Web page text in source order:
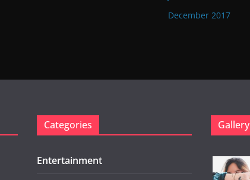
December 2017
Categories
Entertainment
Gallery